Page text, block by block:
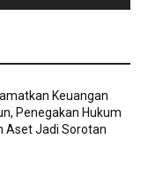
Keuangan
Penegakan Hukum
Aset Jadi Sorotan